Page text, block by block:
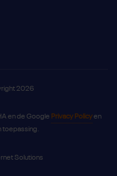
Instagram
op Youtube
Sporten op
2026
en de Google Privacy Policyen
toepassing.
Solutions